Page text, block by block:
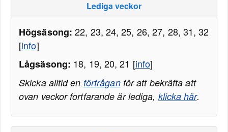
Lediga veckor
Högsäsong: 22, 23, 24, 25, 26, 27, 28, 31, 32
[info]
Lågsäsong: 18, 19, 20, 21 [info]
Skicka alltid en förfråganför att bekräfta att
ovan veckor fortfarande är lediga, klicka här.